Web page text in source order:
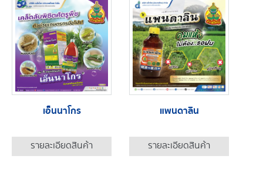
เอ็นนาโกร
รายละเอียดสินค้า
แพนดาลิน
รายละเอียดสินค้า